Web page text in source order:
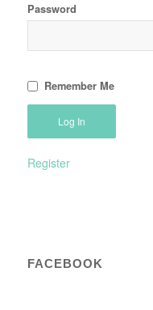
Password
Remember Me
Register
FACEBOOK